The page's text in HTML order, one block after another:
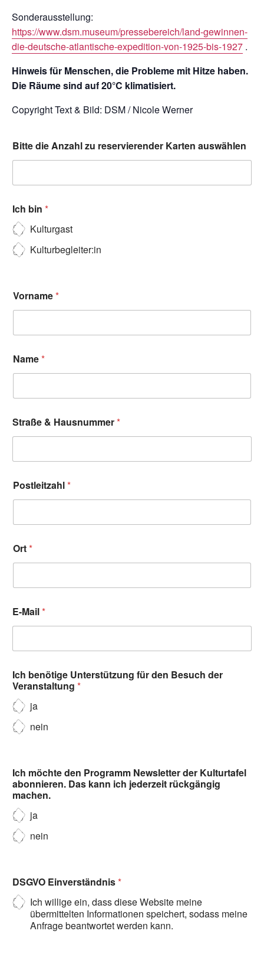
Sonderausstellung:
https://www.dsm.museum/pressebereich/land-gewinnen-
die-deutsche-atlantische-expedition-von-1925-bis-1927 .
Hinweis für Menschen, die Probleme mit Hitze haben.
Die Räume sind auf 20°C klimatisiert.
Copyright Text & Bild: DSM / Nicole Werner
Bitte die Anzahl zu reservierender Karten auswählen
Ich bin *
Kulturgast
Kulturbegleiter:in
Vorname*
Name*
Straße & Hausnummer*
Postleitzahl*
Ort*
E-Mail*
Ich benötige Unterstützung für den Besuch der
Veranstaltung *
ja
nein
Ich möchte den Programm Newsletter der Kulturtafel
abonnieren. Das kann ich jederzeit rückgängig
machen.
ja
nein
DSGVO Einverständnis*
Ich willige ein, dass diese Website meine
übermittelten Informationen speichert, sodass meine
Anfrage beantwortet werden kann.